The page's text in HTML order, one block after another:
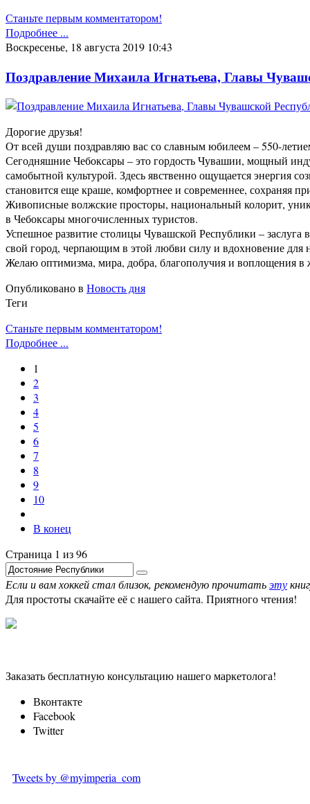
Станьте первым комментатором!
Подробнее ...
Воскресенье, 18 августа 2019 10:43
Поздравление Михаила Игнатьева, Главы
Дорогие друзья!
От всей души поздравляю вас со славным юбилеем – 550-
Сегодняшние Чебоксары – это гордость Чувашии, мощный
самобытной культурой. Здесь явственно ощущается энергия
становится еще краше, комфортнее и современнее, сохраняя
Живописные волжские просторы, национальный колорит,
в Чебоксары многочисленных туристов.
Успешное развитие столицы Чувашской Республики –
свой город, черпающим в этой любви силу и вдохновение
Желаю оптимизма, мира, добра, благополучия и воплощения
Опубликовано в Новость дня
Теги
Станьте первым комментатором!
Подробнее ...
1
2
3
4
5
6
7
8
9
10
В конец
Страница 1 из 96
Если и вам хоккей стал близок, рекомендую прочитатьэту
Для простоты скачайте её с нашего сайта. Приятного чтения!
Заказать бесплатную консультацию нашего маркетолога!
Вконтакте
Facebook
Twitter
Tweets by @myimperia_com